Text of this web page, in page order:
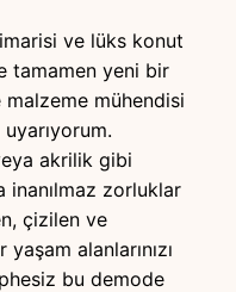
ve lüks konut
tamamen yeni bir
mühendisi
akrilik gibi
zorluklar
çizilen ve
alanlarınızı
bu demode